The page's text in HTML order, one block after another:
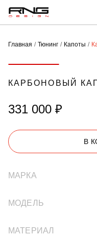
Главная Тюнинг Капоты
КАРБОНОВЫЙ
331 000 ₽
В
МАРКА
МОДЕЛЬ
МАТЕРИАЛ